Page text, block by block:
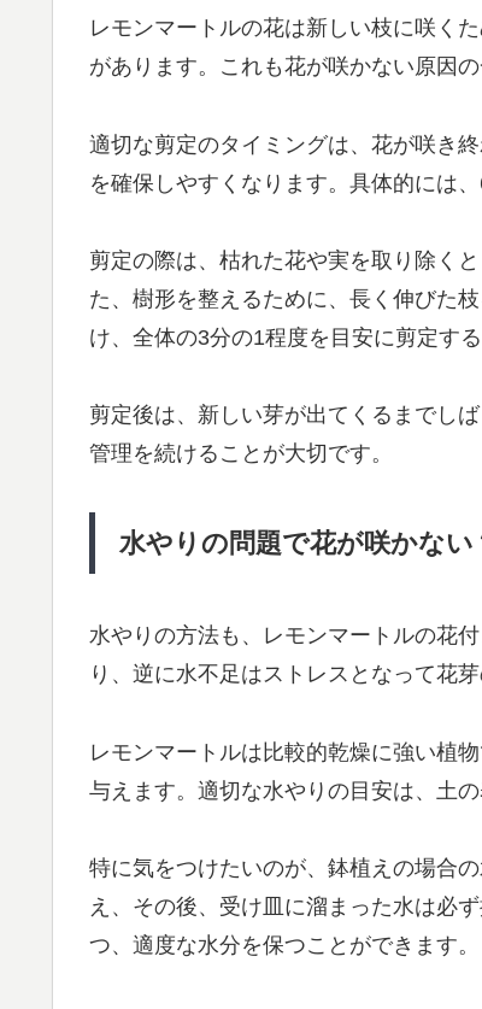
レモンマートルの花は新しい枝に咲く
があります。これも花が咲かない原因の
適切な剪定のタイミングは、花が咲き
を確保しやすくなります。具体的には
剪定の際は、枯れた花や実を取り除く
た、樹形を整えるために、長く伸びた
け、全体の3分の1程度を目安に剪定す
剪定後は、新しい芽が出てくるまでし
管理を続けることが大切です。
水やりの問題で花が咲かない
水やりの方法も、レモンマートルの花
り、逆に水不足はストレスとなって花
レモンマートルは比較的乾燥に強い植
与えます。適切な水やりの目安は、土
特に気をつけたいのが、鉢植えの場合
え、その後、受け皿に溜まった水は必
つ、適度な水分を保つことができます。